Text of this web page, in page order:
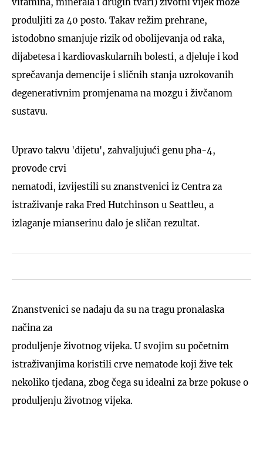
produljiti za 40 posto. Takav režim prehrane,
istodobno smanjuje rizik od obolijevanja od raka,
dijabetesa i kardiovaskularnih bolesti, a djeluje i kod
sprečavanja demencije i sličnih stanja uzrokovanih
degenerativnim promjenama na mozgu i živčanom
sustavu.
Upravo takvu 'dijetu', zahvaljujući genu pha-4,
provode crvi
nematodi, izvijestili su znanstvenici iz Centra za
istraživanje raka Fred Hutchinson u Seattleu, a
izlaganje mianserinu dalo je sličan rezultat.
Znanstvenici se nadaju da su na tragu pronalaska
načina za
produljenje životnog vijeka. U svojim su početnim
istraživanjima koristili crve nematode koji žive tek
nekoliko tjedana, zbog čega su idealni za brze pokuse o
produljenju životnog vijeka.